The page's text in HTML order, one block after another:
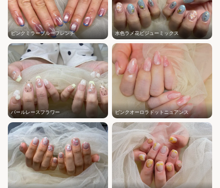
ピンクミラーブルーフレンチ 水色ラメ花ビジューミックス
パールレースフラワー ピンクオーロラドットニュアンス